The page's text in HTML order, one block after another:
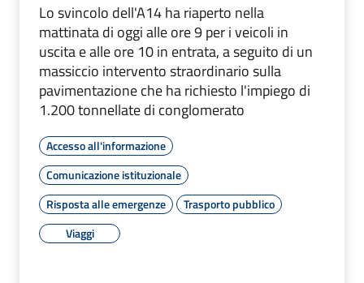
Lo svincolo dell'A14 ha riaperto nella
mattinata di oggi alle ore 9 per i veicoli in
uscita e alle ore 10 in entrata, a seguito di un
massiccio intervento straordinario sulla
pavimentazione che ha richiesto l'impiego di
1.200 tonnellate di conglomerato
Accesso all'informazione
Comunicazione istituzionale
Risposta alle emergenze
Trasporto pubblico
Viaggi